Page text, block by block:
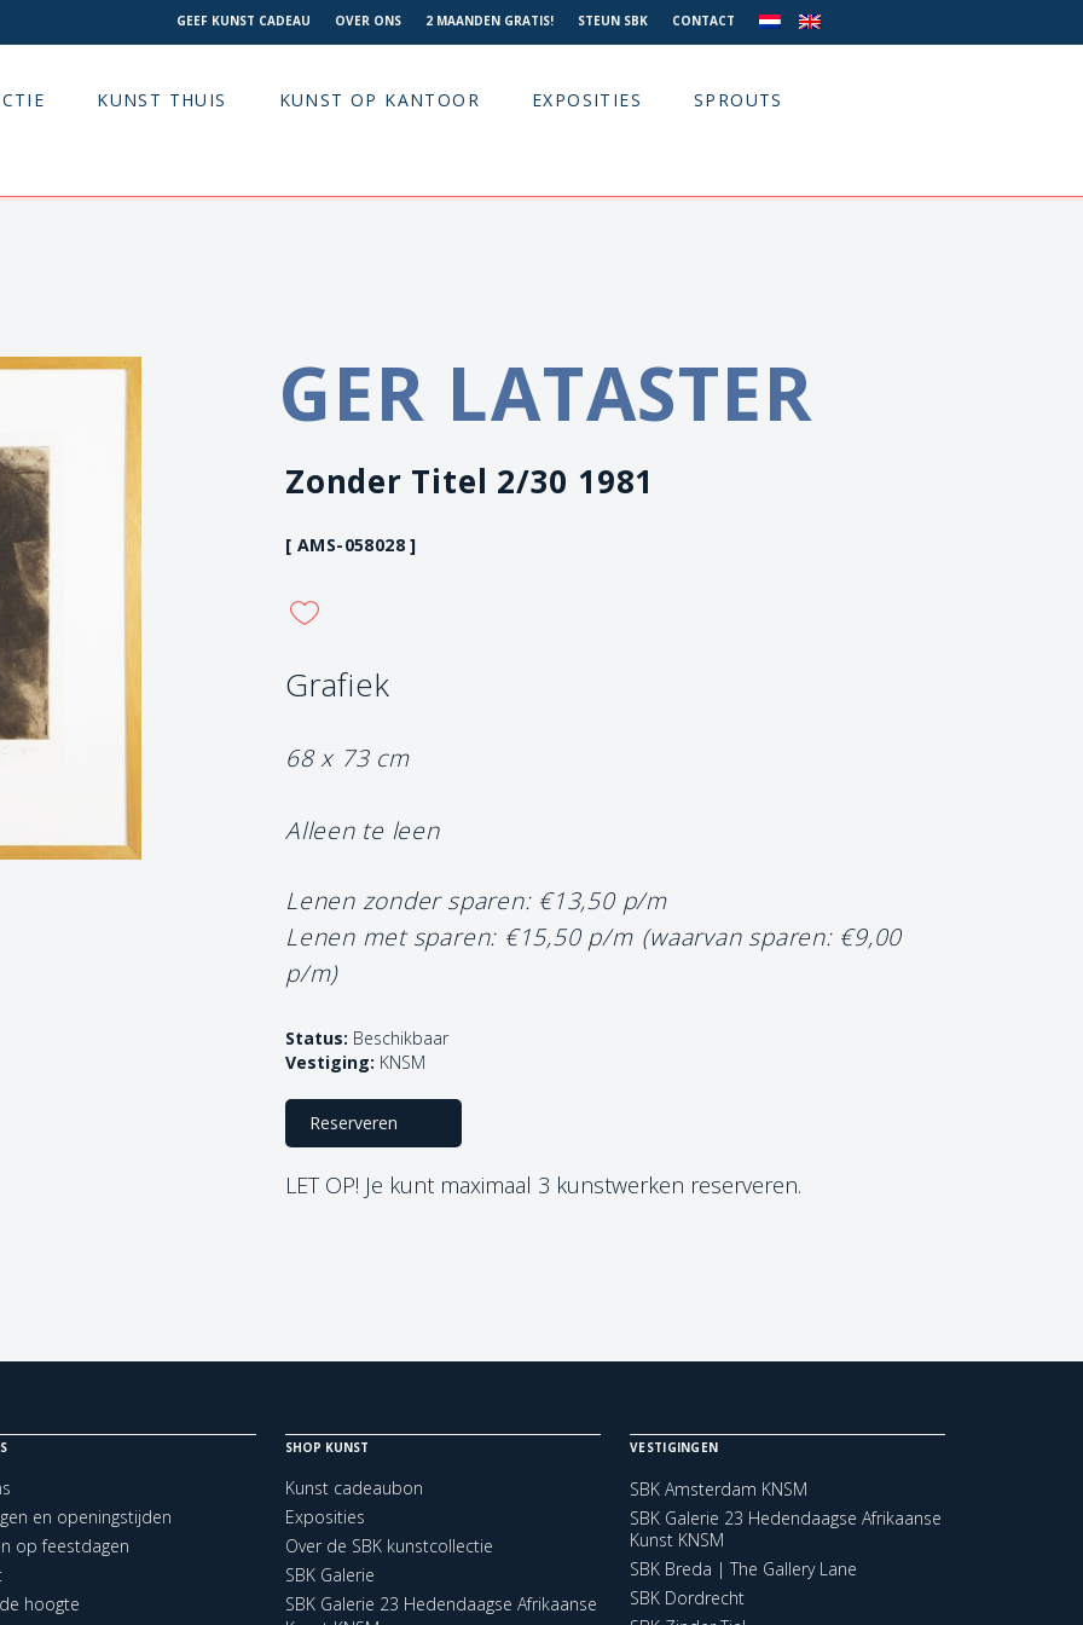
GEEF KUNST CADEAU OVER ONS 2 MAANDEN GRATIS! STEUN SBK CONTACT
KUNST THUIS KUNST OP KANTOOR EXPOSITIES SPROUTS
GER LATASTER
Zonder Titel 2/30 1981
[ AMS-058028 ]
Grafiek
68 x 73 cm
Alleen te leen
Lenen zonder sparen: €13,50 p/m
Lenen met sparen: €15,50 p/m (waarvan sparen: €9,00
p/m)
Status: Beschikbaar
Vestiging: KNSM
Reserveren
LET OP! Je kunt maximaal 3 kunstwerken reserveren.
en openingstijden
op feestdagen
hoogte
SHOP KUNST
Kunst cadeaubon
Exposities
Over de SBK kunstcollectie
SBK Galerie
SBK Galerie 23 Hedendaagse Afrikaanse
VESTIGINGEN
SBK Amsterdam KNSM
SBK Galerie 23 Hedendaagse Afrikaanse
Kunst KNSM
SBK Breda | The Gallery Lane
SBK Dordrecht